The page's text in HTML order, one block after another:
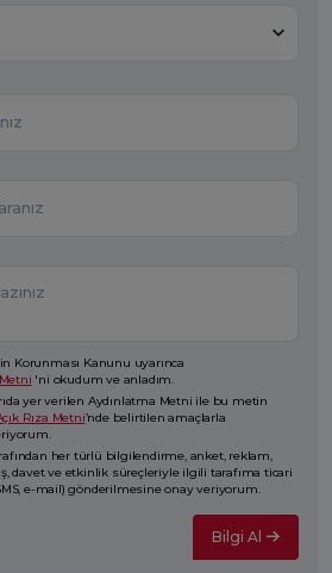
Korunması Kanunu uyarınca
'ni okudum ve anladım.
yer verilen Aydınlatma Metni ile bu metin
Rıza Metni’nde belirtilen amaçlarla
her türlü bilgilendirme, anket, reklam,
davet ve etkinlik süreçleriyle ilgili tarafıma ticari
e-mail) gönderilmesine onay veriyorum.
Bilgi Al